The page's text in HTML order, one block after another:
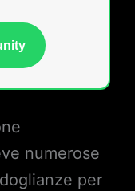
numerose
per